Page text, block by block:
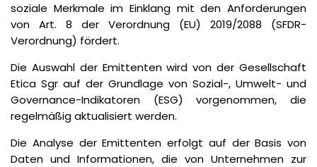
soziale Merkmale im Einklang mit den Anforderungen
von Art. 8 der Verordnung (EU) 2019/2088 (SFDR-
Verordnung) fördert.
Die Auswahl der Emittenten wird von der Gesellschaft
Etica Sgr auf der Grundlage von Sozial-, Umwelt- und
Governance-Indikatoren (ESG) vorgenommen, die
regelmäßig aktualisiert werden.
Die Analyse der Emittenten erfolgt auf der Basis von
Daten und Informationen, die von Unternehmen zur